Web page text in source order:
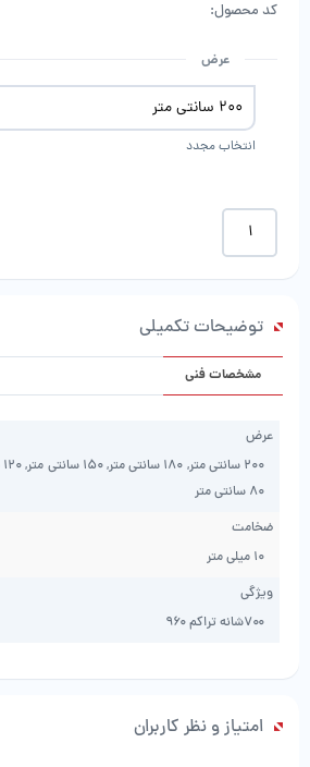
کد محصول:
عرض
انتخاب مجدد
کناره
فرش
برجسته
شرکت
قالی
سلیمان
عدد
توضیحات تکمیلی
مشخصات فنی
عرض
80 سانتی متر
ضخامت
10 میلی متر
ویژگی
۷۰۰شانه تراکم ۹۶۰
امتیاز و نظر کاربران